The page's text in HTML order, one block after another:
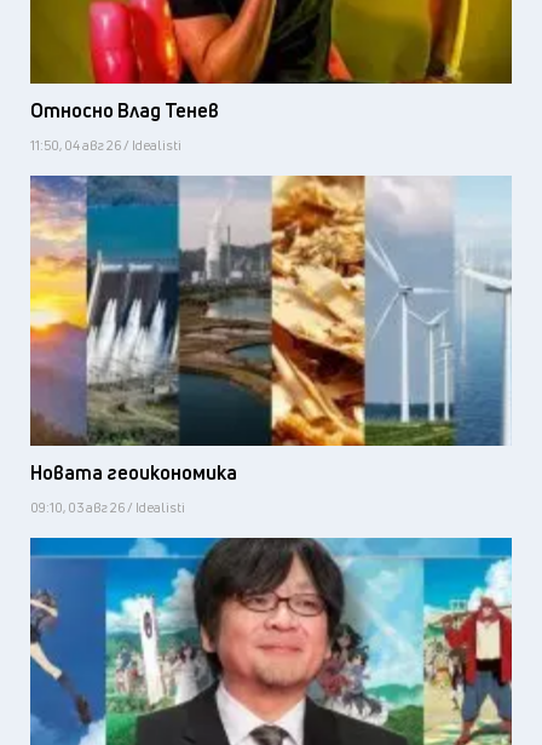
Относно Влад Тенев
11:50, 04 авг 26 / Idealisti
Новата геоикономика
09:10, 03 авг 26 / Idealisti